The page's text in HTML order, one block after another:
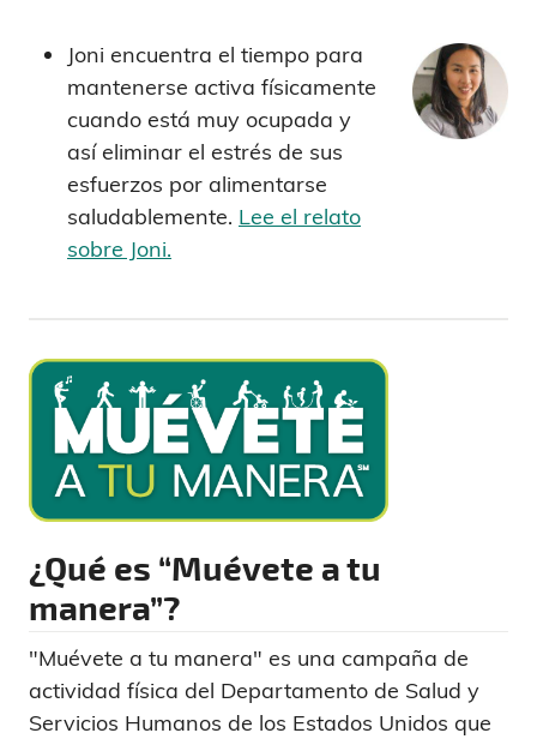
Joni encuentra el tiempo para
mantenerse activa físicamente
cuando está muy ocupada y
así eliminar el estrés de sus
esfuerzos por alimentarse
saludablemente. Lee el relato
sobre Joni.
¿Qué es “Muévete a tu
manera”?
"Muévete a tu manera" es una campaña de
actividad física del Departamento de Salud y
Servicios Humanos de los Estados Unidos que